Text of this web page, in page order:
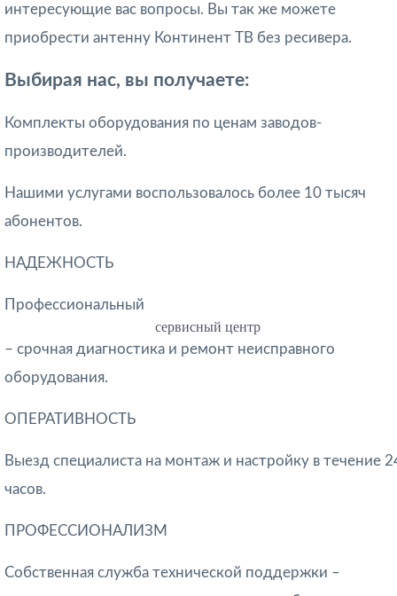
интересующие вас вопросы. Вы так же можете
приобрести антенну Континент ТВ без ресивера.
Выбирая нас, вы получаете:
Комплекты оборудования по ценам заводов-
производителей.
Нашими услугами воспользовалось более 10 тысяч
абонентов.
НАДЕЖНОСТЬ
Профессиональный
сервисный центр
– срочная диагностика и ремонт неисправного
оборудования.
ОПЕРАТИВНОСТЬ
Выезд специалиста на монтаж и настройку в течение
часов.
ПРОФЕССИОНАЛИЗМ
Собственная служба технической поддержки –